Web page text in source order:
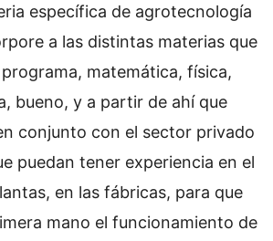
específica de agrotecnología
a las distintas materias que
matemática, física,
bueno, y a partir de ahí que
conjunto con el sector privado
puedan tener experiencia en el
en las fábricas, para que
mano el funcionamiento de